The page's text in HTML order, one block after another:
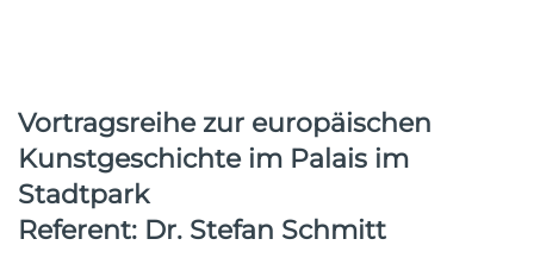
Vortragsreihe zur europäischen
Kunstgeschichte im Palais im
Stadtpark
Referent: Dr. Stefan Schmitt